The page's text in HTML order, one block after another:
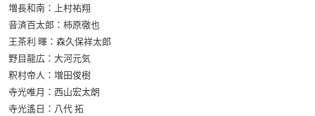
増長和南：上村祐翔
音済百太郎：柿原徹也
王茶利 暉：森久保祥太郎
野目龍広：大河元気
釈村帝人：増田俊樹
寺光唯月：西山宏太朗
寺光遙日：八代 拓